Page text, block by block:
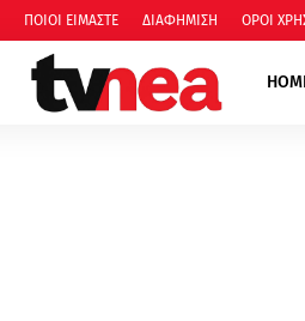
ΠΟΙΟΙ ΕΙΜΑΣΤΕ ΔΙΑΦΗΜΙΣΗ ΟΡΟΙ